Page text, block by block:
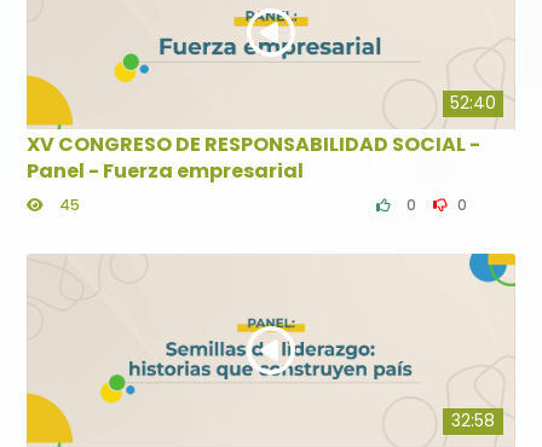
52:40
XV CONGRESO DE RESPONSABILIDAD SOCIAL -
Panel - Fuerza empresarial
45 0 0
32:58